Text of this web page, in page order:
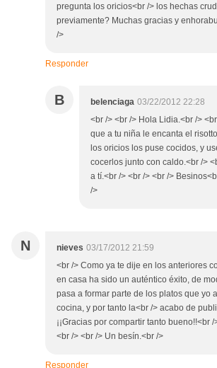
pregunta los oricios<br /> los hechas
previamente? Muchas gracias y
/>
Responder
B belenciaga 03/22/2012 22:28
<br /> <br /> Hola Lidia.<br />
que a tu niña le encanta el
los oricios los puse cocidos, y
cocerlos junto con caldo.<br />
a tí.<br /> <br /> <br />
/>
N nieves 03/17/2012 21:59
<br /> Como ya te dije en los anteriores
en casa ha sido un auténtico éxito, de
pasa a formar parte de los platos que yo
cocina, y por tanto la<br /> acabo de
¡¡Gracias por compartir tanto bueno!!<br
<br /> <br /> Un besín.<br />
Responder